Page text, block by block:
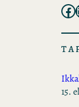
Facebook Mail
15.